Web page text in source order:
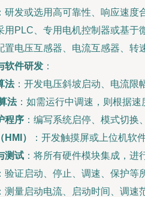
：研发或选用高可靠性、响应速
用PLC、专用电机控制器或基
置电压互感器、电流互感器、
软件研发 ：
法：开发电压斜坡启动、电流限
法：如需运行中调速，则根据速
程序 ：编写系统启停、模式切换
HMI）
：开发触摸屏或上位机软
测试 ：将所有硬件模块集成，进
：验证启动、停止、调速、保护等
：测量启动电流、启动时间、调速